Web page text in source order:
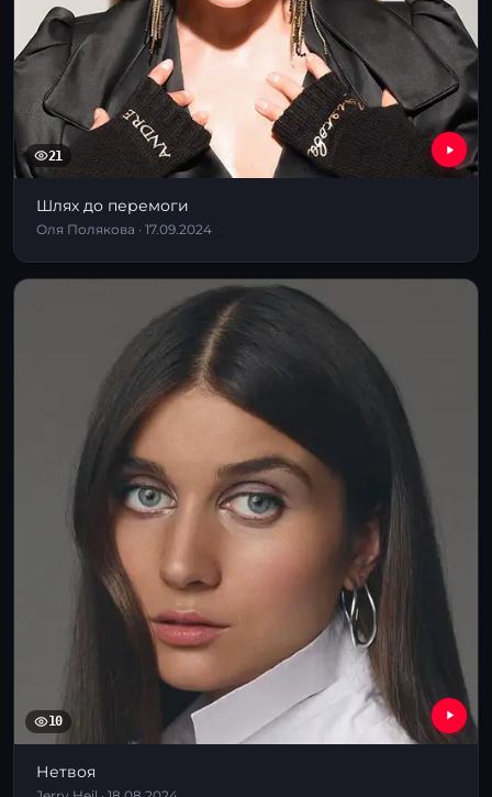
21
Шлях до перемоги
Оля Полякова · 17.09.2024
10
Нетвоя